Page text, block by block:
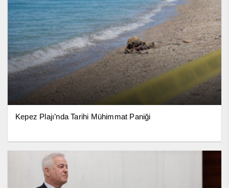
Kepez Plajı’nda Tarihi Mühimmat Paniği